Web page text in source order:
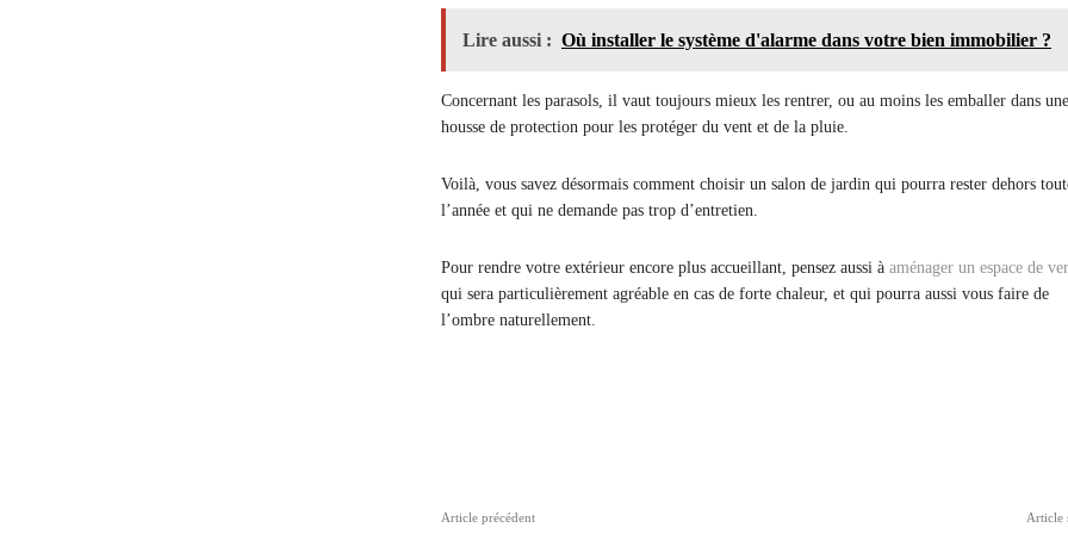
Lire aussi : Où installer le système d'alarme dans votre bien immobilier ?
Concernant les parasols, il vaut toujours mieux les rentrer, ou au moins les emballer dans une
housse de protection pour les protéger du vent et de la pluie.
Voilà, vous savez désormais comment choisir un salon de jardin qui pourra rester dehors
l’année et qui ne demande pas trop d’entretien.
Pour rendre votre extérieur encore plus accueillant, pensez aussi à aménager un espace de
qui sera particulièrement agréable en cas de forte chaleur, et qui pourra aussi vous faire de
l’ombre naturellement.
Article précédent Article